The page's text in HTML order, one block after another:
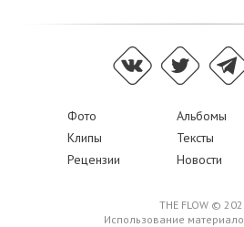
Фото Альбомы
Клипы
Тексты
Рецензии
Новости
THE FLOW ©
Использование